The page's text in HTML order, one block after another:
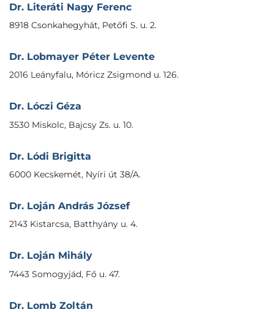
Dr. Literáti Nagy Ferenc
8918 Csonkahegyhát, Petőfi S. u. 2.
Dr. Lobmayer Péter Levente
2016 Leányfalu, Móricz Zsigmond u. 126.
Dr. Lóczi Géza
3530 Miskolc, Bajcsy Zs. u. 10.
Dr. Lódi Brigitta
6000 Kecskemét, Nyíri út 38/A.
Dr. Loján András József
2143 Kistarcsa, Batthyány u. 4.
Dr. Loján Mihály
7443 Somogyjád, Fő u. 47.
Dr. Lomb Zoltán